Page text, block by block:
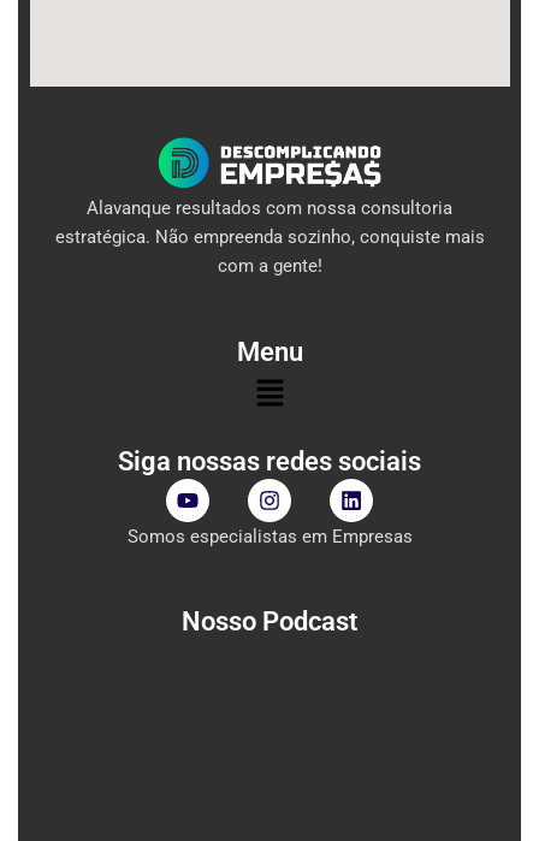
Alavanque resultados com nossa consultoria
estratégica. Não empreenda sozinho, conquiste mais
com a gente!
Menu
Menu
Siga nossas redes sociais
Y
o
u
e
I
n
s
r
L
i
n
k
i
Somos especialistas em Empresas
Nosso Podcast